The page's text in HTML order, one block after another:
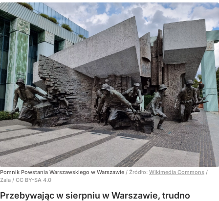
Pomnik Powstania Warszawskiego w Warszawie / Źródło: Wikimedia Commons /
Zala / CC BY-SA 4.0
Przebywając w sierpniu w Warszawie, trudno